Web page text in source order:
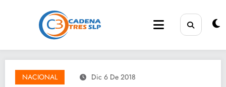
NACIONAL Dic 6 De 2018